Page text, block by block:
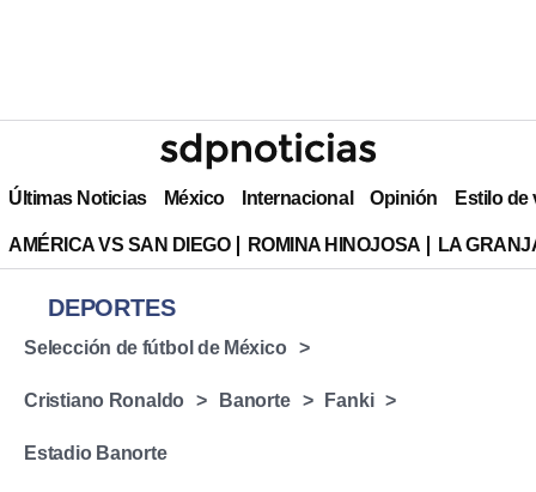
Últimas Noticias México Internacional Opinión Estilo de
AMÉRICA VS SAN DIEGO ROMINA HINOJOSA LA
DEPORTES
Selección de fútbol de México
Cristiano Ronaldo Banorte Fanki
Estadio Banorte